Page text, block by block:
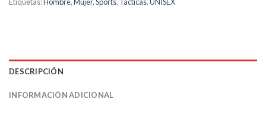
Etiquetas:Hombre,Mujer,Sports, Tácticas,UNISEX
DESCRIPCIÓN
INFORMACIÓN ADICIONAL